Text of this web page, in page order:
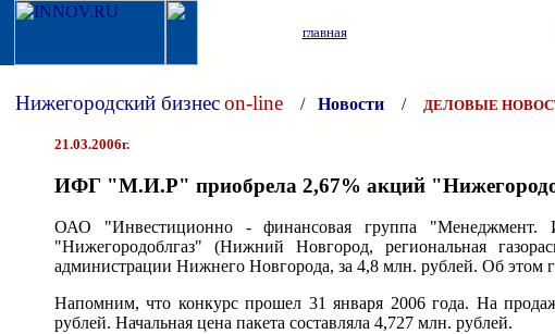
главная
Нижегородский бизнесon-line / Новости / ДЕЛОВЫЕ
21.03.2006г.
ИФГ "М.И.Р" приобрела 2,67% акций
ОАО "Инвестиционно - финансовая группа "Менеджмент.
"Нижегородоблгаз" (Нижний Новгород, региональная
администрации Нижнего Новгорода, за 4,8 млн. рублей. Об этом
Напомним, что конкурс прошел 31 января 2006 года. На
рублей. Начальная цена пакета составляла 4,727 млн. рублей.